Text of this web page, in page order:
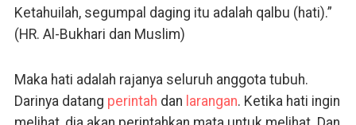
Ketahuilah, segumpal daging itu adalah qalbu (hati).”
(HR. Al-Bukhari dan Muslim)
Maka hati adalah rajanya seluruh anggota tubuh.
Darinya datang perintah dan larangan. Ketika hati ingin